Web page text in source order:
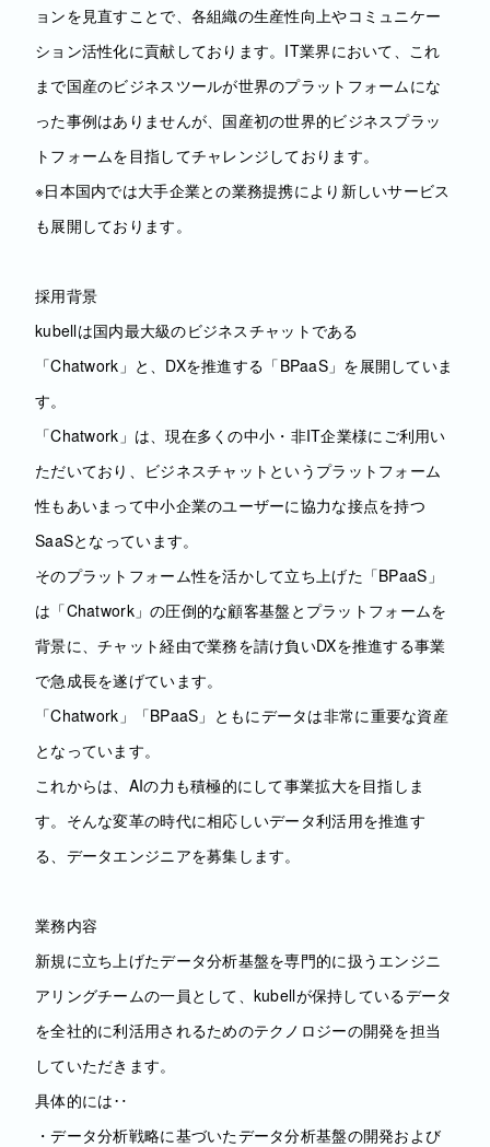
ョンを見直すことで、各組織の生産性向上やコミュニケー
ション活性化に貢献しております。IT業界において、これ
まで国産のビジネスツールが世界のプラットフォームにな
った事例はありませんが、国産初の世界的ビジネスプラッ
トフォームを目指してチャレンジしております。
※日本国内では大手企業との業務提携により新しいサービス
も展開しております。
採用背景
kubellは国内最大級のビジネスチャットである
「Chatwork」と、DXを推進する「BPaaS」を展開していま
す。
「Chatwork」は、現在多くの中小・非IT企業様にご利用い
ただいており、ビジネスチャットというプラットフォーム
性もあいまって中小企業のユーザーに協力な接点を持つ
SaaSとなっています。
そのプラットフォーム性を活かして立ち上げた「BPaaS」
は「Chatwork」の圧倒的な顧客基盤とプラットフォームを
背景に、チャット経由で業務を請け負いDXを推進する事業
で急成長を遂げています。
「Chatwork」「BPaaS」ともにデータは非常に重要な資産
となっています。
これからは、AIの力も積極的にして事業拡大を目指しま
す。そんな変革の時代に相応しいデータ利活用を推進す
る、データエンジニアを募集します。
業務内容
新規に立ち上げたデータ分析基盤を専門的に扱うエンジニ
アリングチームの一員として、kubellが保持しているデータ
を全社的に利活用されるためのテクノロジーの開発を担当
していただきます。
具体的には‥
・データ分析戦略に基づいたデータ分析基盤の開発および